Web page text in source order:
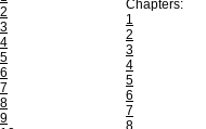
2
3
4
5
6
7
8
9
Chapters:
1
2
3
4
5
6
7
8